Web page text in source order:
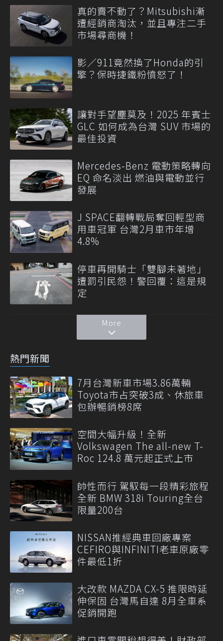
真的賣不動了？Mitsubishi漸
遭經銷商淘汰，並且專注二手
市場尋商機！
影／911竟然換了Honda的引
擎？保時捷鐵粉憤怒了！
讓對手望塵莫及！2025 年賓士
GLC 如何成為台灣 SUV 市場的
最佳投資
Mercedes-Benz 電動策略轉向
EQ 命名淡出 燃油與電動並行
發展
J SPACE翻轉戰局奪回輕型商
用車冠軍 台灣2月車市年增
4.8%
停車再開騎士「雙腳未著地」
遭罰引民怨！警回覆：這是規
定
More
熱門新聞
7月台灣新車市場3.86萬輛
Toyota市占突破3成、休旅車
包辦暢銷榜8席
空間大幅升級！全新
Volkswagen The all-new T-
Roc 124.8 萬元起正式上市
帥性而行 駕馭每一段精彩旅程
全新 BMW 318i Touring全台
限量200台
NISSAN推經典車回廠專案
CEFIRO與INFINITI老車原廠零
件最低1折
大改款 MAZDA CX-5 推限時延
伸保固 台灣馬自達 8月全車系
促銷開跑